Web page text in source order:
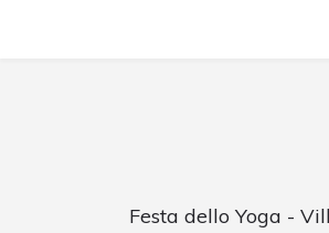
Festa dello Yoga -